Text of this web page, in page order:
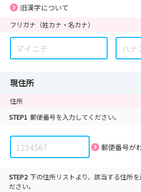
旧漢字について
フリガナ （姓カナ・名カナ）
現住所
住所
STEP1 郵便番号を入力してください。
郵便番号が
STEP2 下の住所リストより、該当する住所
ださい。